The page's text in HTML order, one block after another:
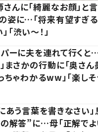
んに「綺麗なお顔」と
姿に…「将来有望すぎる
渋い～！」
ーに夫を連れて行くと
まさかの行動に「奥さん
ちゃわかるww」「楽し
あう言葉を書きなさい
解答”に…母「正解でよ